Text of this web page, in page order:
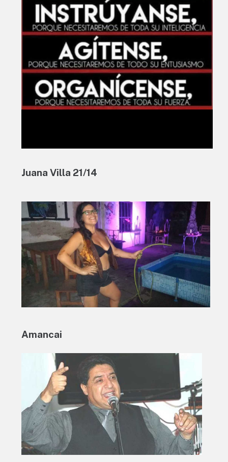
Juana Villa 21/14
Amancai